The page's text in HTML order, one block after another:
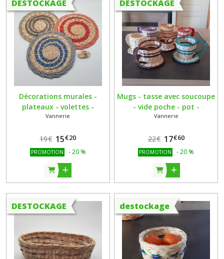
DESTOCKAGE
Décorations murales -
plateaux - volettes -
dessous de plat rond en
vendus à l'unité
Vannerie
19€ 15€20
PROMOTION -20 %
DESTOCKAGE
Mugs - tasse avec soucoupe
- vide poche - pot -
décoration en rotin naturel
Vannerie
22€ 17€60
PROMOTION -20 %
DESTOCKAGE destockage